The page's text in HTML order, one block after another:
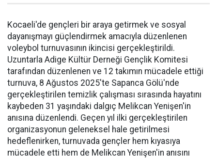
Kocaeli'de gençleri bir araya getirmek ve sosyal
dayanışmayı güçlendirmek amacıyla düzenlenen
voleybol turnuvasının ikincisi gerçekleştirildi.
Uzuntarla Adige Kültür Derneği Gençlik Komitesi
tarafından düzenlenen ve 12 takımın mücadele ettiği
turnuva, 8 Ağustos 2025'te Sapanca Gölü'nde
gerçekleştirilen temizlik çalışması sırasında hayatını
kaybeden 31 yaşındaki dalgıç Melikcan Yenişen'in
anısına düzenlendi. Geçen yıl ilki gerçekleştirilen
organizasyonun geleneksel hale getirilmesi
hedeflenirken, turnuvada gençler hem kıyasıya
mücadele etti hem de Melikcan Yenişen'in anısını